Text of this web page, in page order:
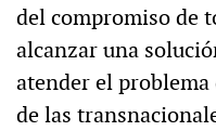
del compromiso de
alcanzar una
atender el
de las